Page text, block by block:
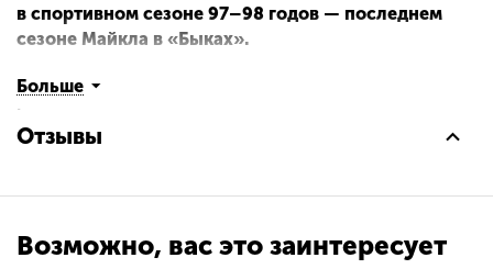
в спортивном сезоне 97–98 годов — последнем
сезоне Майкла в «Быках».
Кол-во страниц: 576
Возрастное ограничение:
Больше
Отзывы
Возможно, вас это заинтересует